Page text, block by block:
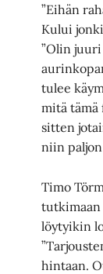
”Eihän
Kului
”Olin
tulee
mitä tämä
sitten
niin paljon
Timo
tutkimaan
löytyikin
hintaan.